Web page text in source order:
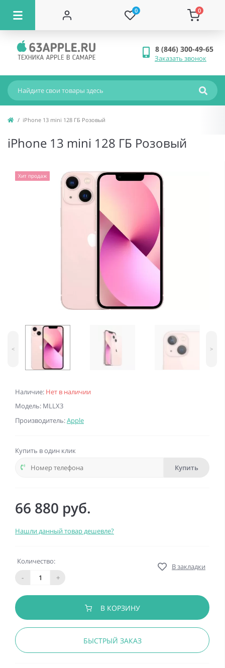
0 0
8 (846) 300-49-65
Заказать звонок
iPhone 13 mini 128 ГБ Розовый
iPhone 13 mini 128 ГБ Розовый
Наличие: Нет в наличии
Модель: MLLX3
Производитель:Apple
Хит продаж
< >
Купить в один клик
Купить
66 880 руб.
Нашли данный товар дешевле?
Количество:
-
+
В закладки
В КОРЗИНУ
БЫСТРЫЙ ЗАКАЗ